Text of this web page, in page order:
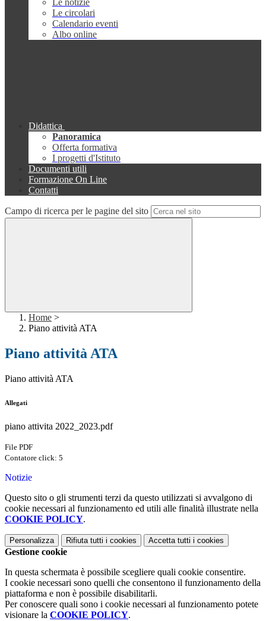
Le notizie
Le circolari
Calendario eventi
Albo online
Didattica
Panoramica
Offerta formativa
I progetti d'Istituto
Documenti utili
Formazione On Line
Contatti
Campo di ricerca per le pagine del sito
Home >
Piano attività ATA
Piano attività ATA
Piano attività ATA
Allegati
piano attivita 2022_2023.pdf
File PDF
Contatore click: 5
Notizie
Questo sito o gli strumenti terzi da questo utilizzati si avvalgono di
cookie necessari al funzionamento ed utili alle finalità illustrate nella
COOKIE POLICY.
Personalizza Rifiuta tutti i cookies Accetta tutti i cookies
Gestione cookie
In questa schermata è possibile scegliere quali cookie consentire.
I cookie necessari sono quelli che consentono il funzionamento della
piattaforma e non è possibile disabilitarli.
Per conoscere quali sono i cookie necessari al funzionamento potete
visionare la COOKIE POLICY.